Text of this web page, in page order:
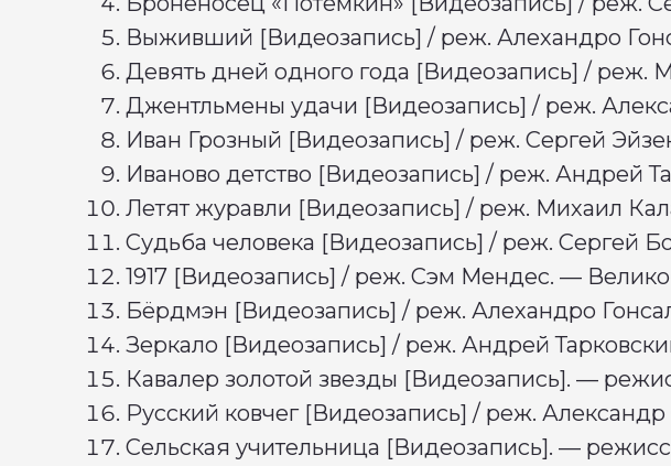
Выживший [Видеозапись] / реж. Алехандро
Девять дней одного года [Видеозапись] / реж.
Джентльмены удачи [Видеозапись] / реж.
Иван Грозный [Видеозапись] / реж. Сергей
Иваново детство [Видеозапись] / реж. Андрей
Летят журавли [Видеозапись] / реж. Михаил
Судьба человека [Видеозапись] / реж. Сергей
1917 [Видеозапись] / реж. Сэм Мендес. —
Бёрдмэн [Видеозапись] / реж. Алехандро
Зеркало [Видеозапись] / реж. Андрей
Кавалер золотой звезды [Видеозапись]. —
Русский ковчег [Видеозапись] / реж.
Сельская учительница [Видеозапись]. —
РУКОВОДСТВО
Наблюдательный совет
Оргкомитет
Команда АртМастерс
ЭКОСИСТЕМА
Основная категория
Категория «Юниоры»
Академия
Продюсерский центр